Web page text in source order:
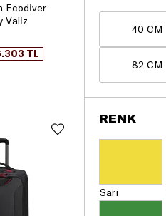
40 CM
82 CM
RENK
Sarı
Ecodiver
Valiz
TL